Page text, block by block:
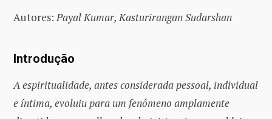
Autores:Payal Kumar, Kasturirangan Sudarshan
Introdução
A espiritualidade, antes considerada pessoal, individual
e íntima, evoluiu para um fenômeno amplamente